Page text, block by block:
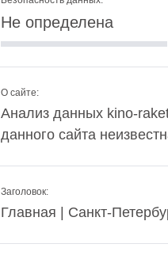
Не определена
О сайте:
Анализ данных kino-
данного сайта
Заголовок:
Главная | Санкт-